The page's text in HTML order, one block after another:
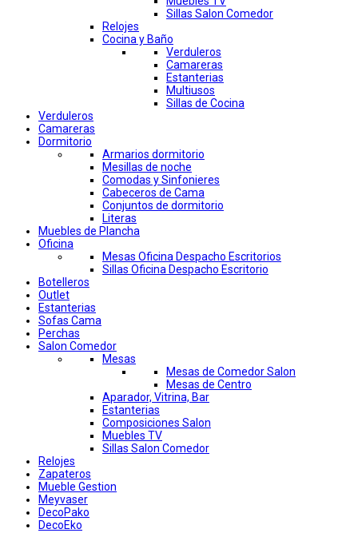
Sillas Salon Comedor
Relojes
Cocina y Baño
Verduleros
Camareras
Estanterias
Multiusos
Sillas de Cocina
Verduleros
Camareras
Dormitorio
Armarios dormitorio
Mesillas de noche
Comodas y Sinfonieres
Cabeceros de Cama
Conjuntos de dormitorio
Literas
Muebles de Plancha
Oficina
Mesas Oficina Despacho Escritorios
Sillas Oficina Despacho Escritorio
Botelleros
Outlet
Estanterias
Sofas Cama
Perchas
Salon Comedor
Mesas
Mesas de Comedor Salon
Mesas de Centro
Aparador, Vitrina, Bar
Estanterias
Composiciones Salon
Muebles TV
Sillas Salon Comedor
Relojes
Zapateros
Mueble Gestion
Meyvaser
DecoPako
DecoEko